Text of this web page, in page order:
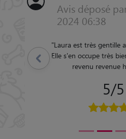
Avis déposé
2024 06:38
"Laura est très gentille
Elle s'en occupe très
revenu revenue
5/5
Précédent